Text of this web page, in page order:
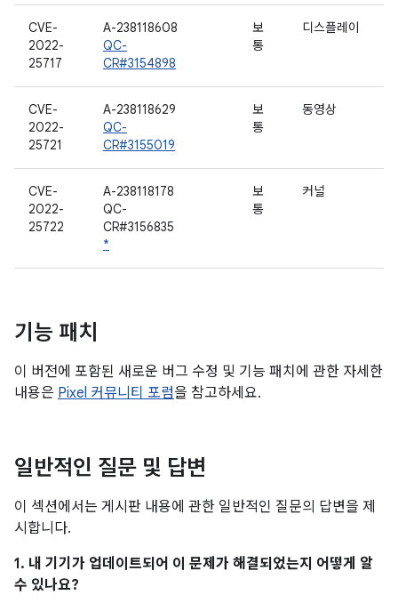
CVE-
2022-
25717
A-238118608
QC-
CR#3154898
보
통
디스플레이
CVE-
2022-
25721
A-238118629
QC-
CR#3155019
보
통
동영상
CVE-
2022-
25722
A-238118178
QC-
CR#3156835
*
보
통
커널
기능 패치
이 버전에 포함된 새로운 버그 수정 및 기능 패치에 관한 자세한
내용은 Pixel 커뮤니티 포럼을 참고하세요.
일반적인 질문 및 답변
이 섹션에서는 게시판 내용에 관한 일반적인 질문의 답변을 제
시합니다.
1. 내 기기가 업데이트되어 이 문제가 해결되었는지 어떻게 알
수 있나요?